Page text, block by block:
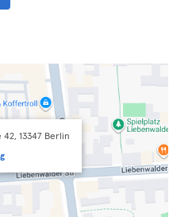
13347 Berlin